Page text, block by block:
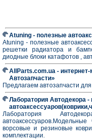
Atuning - полезные
Atuning - полезные
решетки радиатора и
диодные блоки катафотов ,
AllParts.com.ua -
Автозапчасти»
Предлагаем автозапчасти
Лаборатория Автодекора -
Лаборатория
ворсовые и резиновые
комплектации.